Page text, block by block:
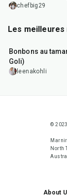
chefbig29
Les
Bonbons au
Goli)
leenakohli
©
North
About